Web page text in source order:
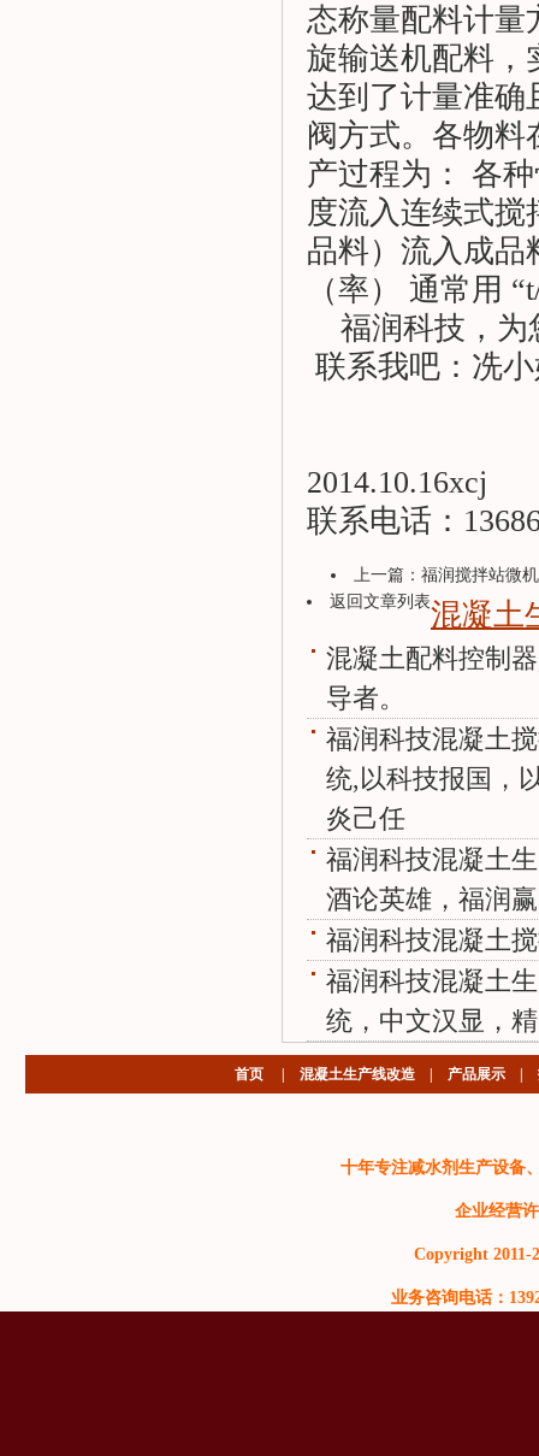
态称量配料计量
旋输送机配料，
达到了计量准确
阀方式。各物料
产过程为： 各
度流入连续式搅
品料）流入成品
（率） 通常用
福润科技，为
联系我吧：冼小
2014.10.16xcj
联系电话：
上一篇： 福润搅拌站微
返回文章列表混凝土
混凝土配料控制
导者。
福润科技混凝土
统,以科技报国，
炎己任
福润科技混凝土
酒论英雄，福润
福润科技混凝土
福润科技混凝土
统，中文汉显，
首页 混凝土生产线改造 产品展示
十年专注减水剂生产设备
企业经营
Copyright 2011-
业务咨询电话：